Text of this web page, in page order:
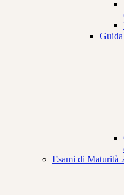
Esami di Maturità